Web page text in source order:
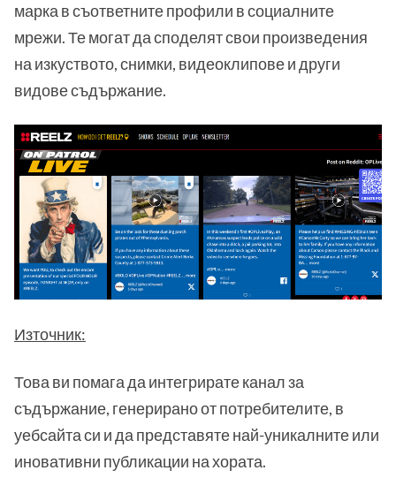
марка в съответните профили в социалните
мрежи. Те могат да споделят свои произведения
на изкуството, снимки, видеоклипове и други
видове съдържание.
Източник:
Това ви помага да интегрирате канал за
съдържание, генерирано от потребителите, в
уебсайта си и да представяте най-уникалните или
иновативни публикации на хората.